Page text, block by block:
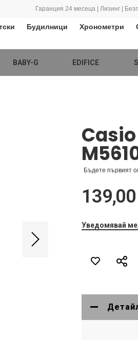
Гаранция 24 месеца | Лизинг |
Будилници Хронометри
BABY-G EDIFICE
Бъдете първият
Уведомявай